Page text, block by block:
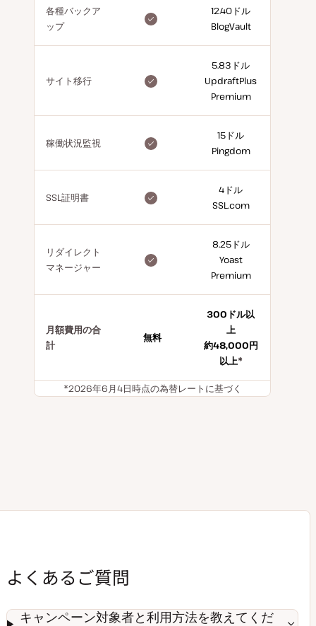
各種バックア
ップ
free
12.40ドル
BlogVault
サイト移行
5.83ドル
UpdraftPlus
Premium
稼働状況監視
free
15ドル
Pingdom
SSL証明書
free
4ドル
SSL.com
リダイレクト
マネージャー
8.25ドル
Yoast
Premium
月額費用の合
計
無料
300ドル以
上
約48,000円
以上*
*2026年6月4日時点の為替レートに基づく
よくあるご質問
キャンペーン対象者と利用方法を教えてくだ